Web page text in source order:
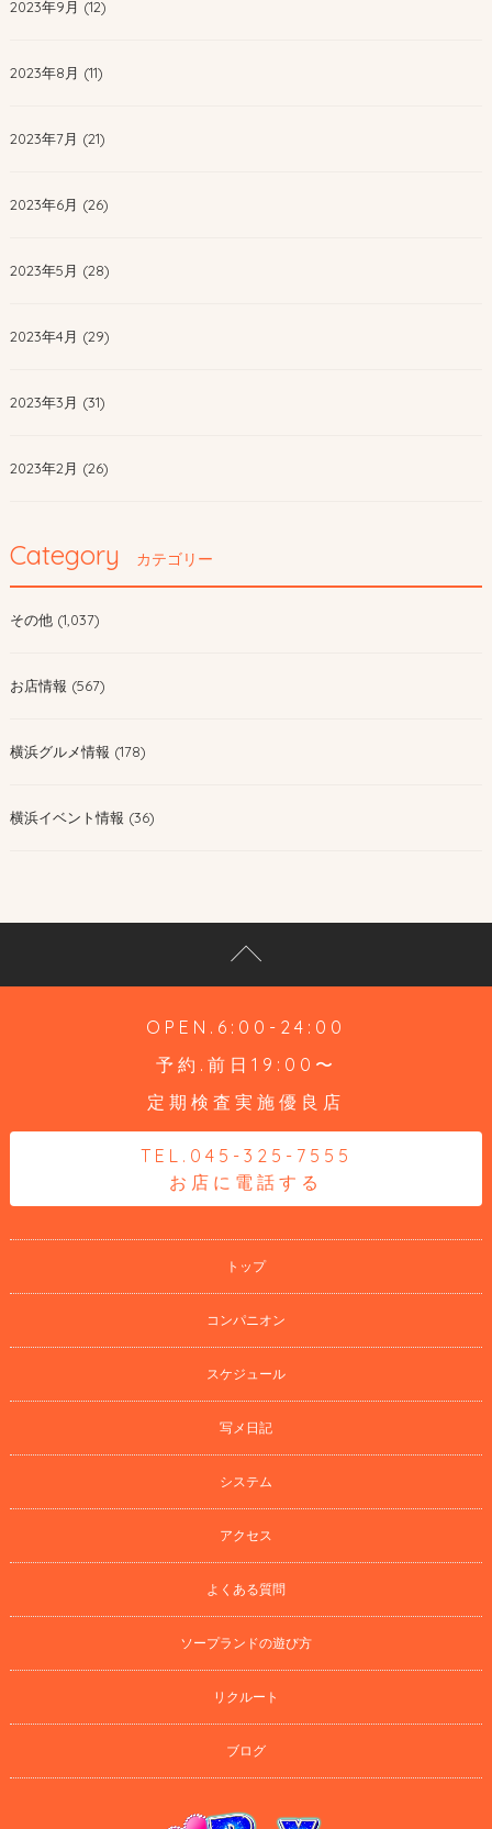
2023年9月 (12)
2023年8月 (11)
2023年7月 (21)
2023年6月 (26)
2023年5月 (28)
2023年4月 (29)
2023年3月 (31)
2023年2月 (26)
Category カテゴリー
その他 (1,037)
お店情報 (567)
横浜グルメ情報 (178)
横浜イベント情報 (36)
OPEN.6:00-24:00
予約.前日19:00〜
定期検査実施優良店
TEL.045-325-7555
お店に電話する
トップ
コンパニオン
スケジュール
写メ日記
システム
アクセス
よくある質問
ソープランドの遊び方
リクルート
ブログ